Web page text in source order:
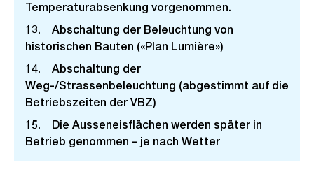
Temperaturabsenkung vorgenommen.
13. Abschaltung der Beleuchtung von
historischen Bauten («Plan Lumière»)
14. Abschaltung der
Weg-/Strassenbeleuchtung (abgestimmt auf die
Betriebszeiten der VBZ)
15. Die Ausseneisflächen werden später in
Betrieb genommen – je nach Wetter